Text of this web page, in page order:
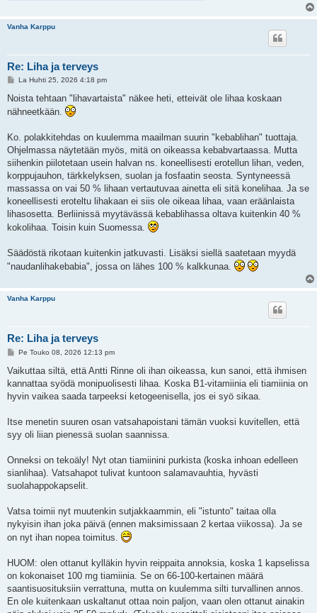
Vanha Karppu
Re: Liha ja terveys
V
e
t
La Huhti 25, 2026 4:18 pm
Noista tehtaan "lihavartaista" näkee heti, etteivät ole lihaa koskaan
nähneetkään.
Ko. polakkitehdas on kuulemma maailman suurin "kebablihan" tuottaja.
Ohjelmassa näytetään myös, mitä on oikeassa kebabvartaassa. Mutta
siihenkin piilotetaan usein halvan ns. koneellisesti erotellun lihan, veden,
korppujauhon, tärkkelyksen, suolan ja fosfaatin seosta. Syntyneessä
massassa on vai 50 % lihaan vertautuvaa ainetta eli sitä konelihaa. Ja se
koneellisesti eroteltu lihakaan ei siis ole oikeaa lihaa, vaan eräänlaista
lihasosetta. Berliinissä myytävässä kebablihassa oltava kuitenkin 40 %
kokolihaa. Toisin kuin Suomessa.
Säädöstä rikotaan kuitenkin jatkuvasti. Lisäksi siellä saatetaan myydä
"naudanlihakebabia", jossa on lähes 100 % kalkkunaa.
Vanha Karppu
Re: Liha ja terveys
V
e
t
i
Pe Touko 08, 2026 12:13 pm
Vaikuttaa siltä, että Antti Rinne oli ihan oikeassa, kun sanoi, että ihmisen
kannattaa syödä monipuolisesti lihaa. Koska B1-vitamiinia eli tiamiinia on
hyvin vaikea saada tarpeeksi ketogeenisella, jos ei syö sikaa.
Itse menetin suuren osan vatsahapoistani tämän vuoksi kuvitellen, että
syy oli liian pienessä suolan saannissa.
Onneksi on tekoäly! Nyt otan tiamiinini purkista (koska inhoan edelleen
sianlihaa). Vatsahapot tulivat kuntoon salamavauhtia, hyvästi
suolahappokapselit.
Vatsa toimii nyt muutenkin sutjakkaammin, eli "istunto" taitaa olla
nykyisin ihan joka päivä (ennen maksimissaan 2 kertaa viikossa). Ja se
on nyt ihan nopea toimitus.
HUOM: olen ottanut kylläkin hyvin reippaita annoksia, koska 1 kapselissa
on kokonaiset 100 mg tiamiinia. Se on 66-100-kertainen määrä
saantisuosituksiin verrattuna, mutta on kuulemma silti turvallinen annos.
En ole kuitenkaan uskaltanut ottaa noin paljon, vaan olen ottanut ainakin